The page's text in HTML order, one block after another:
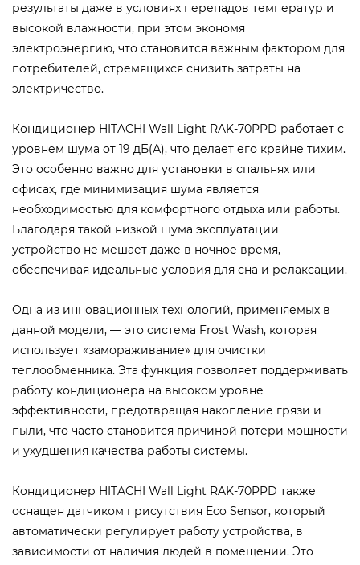
результаты даже в условиях перепадов температур и
высокой влажности, при этом экономя
электроэнергию, что становится важным фактором для
потребителей, стремящихся снизить затраты на
электричество.
Кондиционер HITACHI Wall Light RAK-70PPD работает с
уровнем шума от 19 дБ(А), что делает его крайне тихим.
Это особенно важно для установки в спальнях или
офисах, где минимизация шума является
необходимостью для комфортного отдыха или работы.
Благодаря такой низкой шума эксплуатации
устройство не мешает даже в ночное время,
обеспечивая идеальные условия для сна и релаксации.
Одна из инновационных технологий, применяемых в
данной модели, — это система Frost Wash, которая
использует «замораживание» для очистки
теплообменника. Эта функция позволяет поддерживать
работу кондиционера на высоком уровне
эффективности, предотвращая накопление грязи и
пыли, что часто становится причиной потери мощности
и ухудшения качества работы системы.
Кондиционер HITACHI Wall Light RAK-70PPD также
оснащен датчиком присутствия Eco Sensor, который
автоматически регулирует работу устройства, в
зависимости от наличия людей в помещении. Это